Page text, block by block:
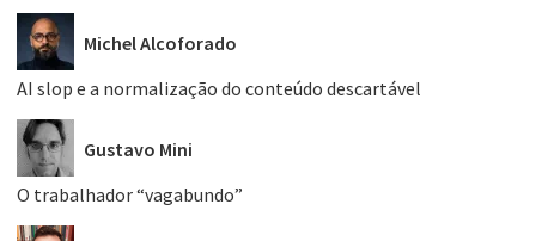
Michel Alcoforado
AI slop e a normalização do conteúdo descartável
Gustavo Mini
O trabalhador “vagabundo”